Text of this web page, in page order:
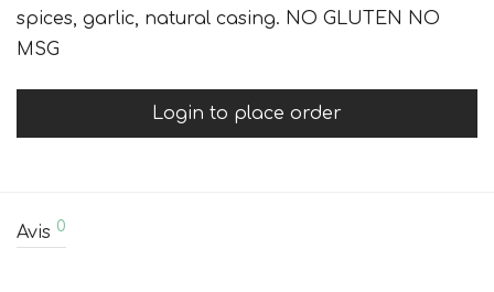
spices, garlic, natural casing. NO GLUTEN NO
MSG
Login to place order
Avis 0